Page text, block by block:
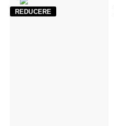
REDUCERE